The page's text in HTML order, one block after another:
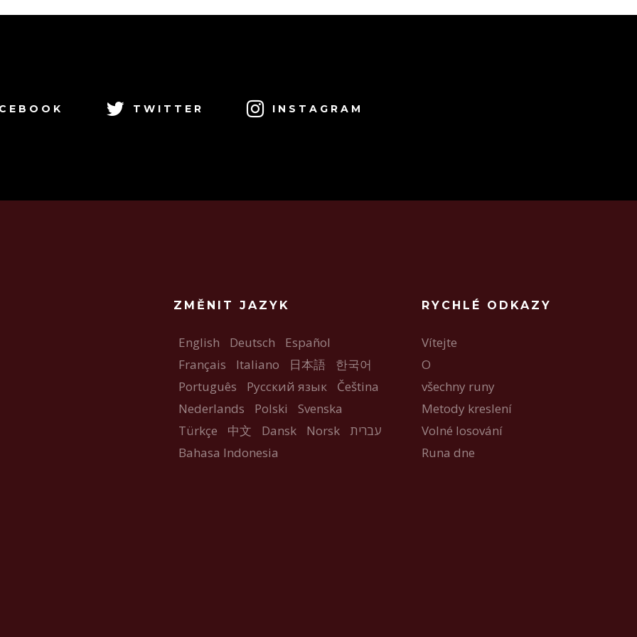
TWITTER INSTAGRAM
ZMĚNIT JAZYK
English Deutsch
Español
Français
Italiano 日本語
한국어
Português
Русский язык
Čeština
Nederlands
Polski
Svenska
Türkçe
中文 Dansk Norsk
עברית
Bahasa Indonesia
RYCHLÉ ODKAZY
Vítejte
O
všechny runy
Metody kreslení
Volné losování
Runa dne